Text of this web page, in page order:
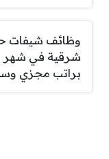
وظائف شيفات
شرقية في شهر
براتب مجزي